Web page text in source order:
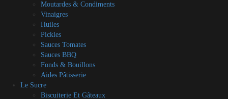
Moutardes & Condiments
Vinaigres
Huiles
Pickles
Sauces Tomates
Sauces BBQ
Fonds & Bouillons
Aides Pâtisserie
Le Sucre
Biscuiterie Et Gâteaux